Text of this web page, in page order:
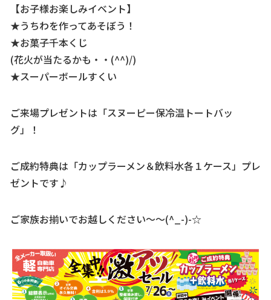
【お子様お楽しみイベント】
★うちわを作ってあそぼう！
★お菓子千本くじ
(花火が当たるかも・・(^^)/)
★スーパーボールすくい
ご来場プレゼントは「スヌーピー保冷温トートバッ
グ」！
ご成約特典は「カップラーメン＆飲料水各１ケース」プレ
ゼントです♪
ご家族お揃いでお越しください～～(^_-)-☆